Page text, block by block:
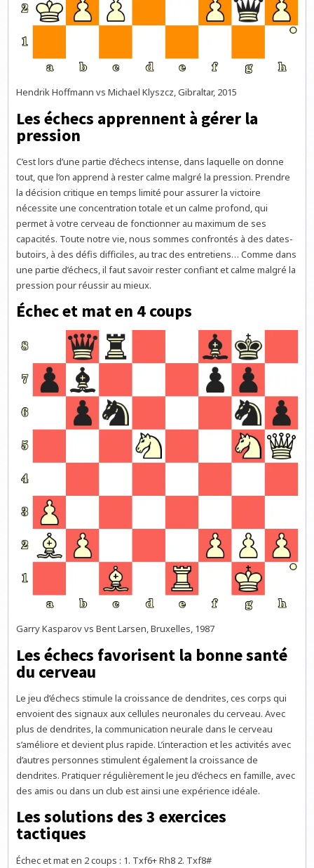
Hendrik Hoffmann vs Michael Klyszcz, Gibraltar, 2015
Les échecs apprennent à gérer la
pression
C’est lors d’une partie d’échecs intense, dans laquelle on donne
tout, que l’on apprend à rester calme malgré la pression. Prendre
la décision critique en temps limité pour assurer la victoire
nécessite une concentration totale et un calme profond, qui
permet à votre cerveau de fonctionner au maximum de ses
capacités. Toute notre vie, nous sommes confrontés à des dates-
butoirs, à des défis difficiles, au trac des entretiens… Comme dans
une partie d’échecs, il faut savoir rester confiant et calme malgré la
pression pour réussir au mieux.
Échec et mat en 4 coups
Garry Kasparov vs Bent Larsen, Bruxelles, 1987
Les échecs favorisent la bonne santé
du cerveau
Le jeu d’échecs stimule la croissance de dendrites, ces corps qui
envoient des signaux aux cellules neuronales du cerveau. Avec
plus de dendrites, la communication neurale dans le cerveau
s’améliore et devient plus rapide. L’interaction et les activités avec
d’autres personnes stimulent également la croissance de
dendrites. Pratiquer régulièrement le jeu d’échecs en famille, avec
des amis ou dans un club est ainsi une expérience idéale.
Les solutions des 3 exercices
tactiques
Échec et mat en 2 coups : 1. Txf6+ Rh8 2. Txf8#